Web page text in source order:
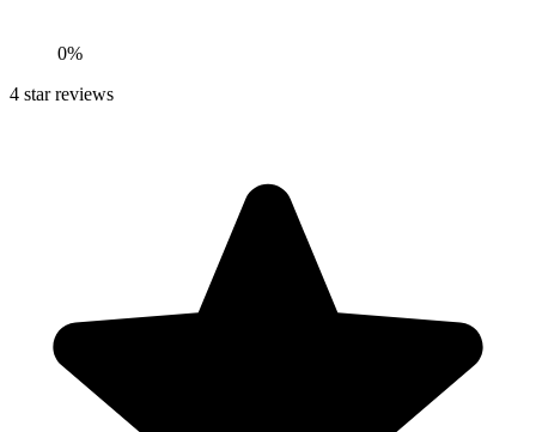
0%
4 star reviews